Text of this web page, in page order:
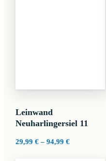
Leinwand
Neuharlingersiel 11
29,99 € – 94,99 €Preisspanne: